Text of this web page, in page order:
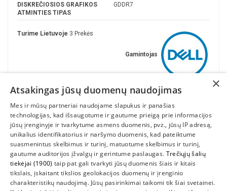
DISKREČIOSIOS GRAFIKOS
ATMINTIES TIPAS
GDDR7
Gamintojas
Turime Lietuvoje 3 Prekės
INFORMACIJA
×
Atsakingas jūsų duomenų naudojimas
Mes ir mūsų partneriai naudojame slapukus ir panašias
technologijas, kad išsaugotume ir gautume prieigą prie informacijos
jūsų įrenginyje ir tvarkytume asmens duomenis, pvz., jūsų IP adresą,
unikalius identifikatorius ir naršymo duomenis, kad pateiktume
suasmenintus skelbimus ir turinį, matuotume skelbimus ir turinį,
gautume auditorijos įžvalgų ir gerintume paslaugas. Trečiųjų šalių
tiekėjai (1900) taip pat gali tvarkyti jūsų duomenis šiais ir kitais
tikslais, įskaitant tikslios geolokacijos duomenų ir įrenginio
charakteristikų naudojimą. Jūsų pasirinkimai taikomi tik šiai svetainei.